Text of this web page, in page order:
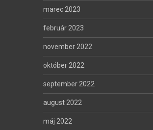
marec 2023
február 2023
november 2022
október 2022
september 2022
august 2022
máj 2022